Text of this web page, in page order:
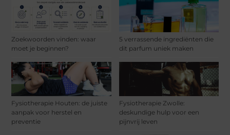
Zoekwoorden vinden: waar
moet je beginnen?
5 verrassende ingrediënten die
dit parfum uniek maken
Fysiotherapie Houten: de juiste
aanpak voor herstel en
preventie
Fysiotherapie Zwolle:
deskundige hulp voor een
pijnvrij leven